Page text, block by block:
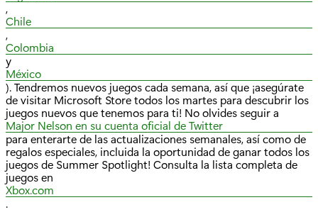
,
Chile
,
Colombia
y
México
). Tendremos nuevos juegos cada semana, así que ¡asegúrate
de visitar Microsoft Store todos los martes para descubrir los
juegos nuevos que tenemos para ti! No olvides seguir a
Major Nelson en su cuenta oficial de Twitter
para enterarte de las actualizaciones semanales, así como de
regalos especiales, incluida la oportunidad de ganar todos los
juegos de Summer Spotlight! Consulta la lista completa de
juegos en
Xbox.com
.